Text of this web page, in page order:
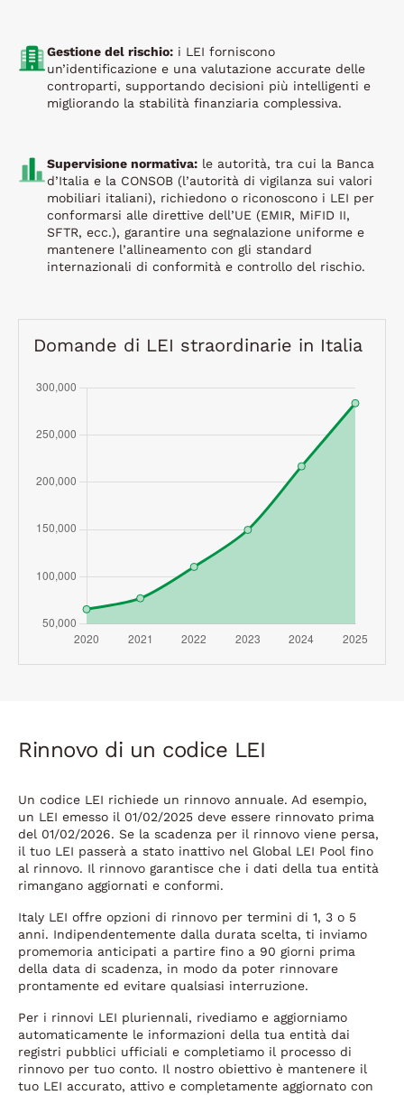
Gestione del rischio: i LEI forniscono
un’identificazione e una valutazione accurate delle
controparti, supportando decisioni più intelligenti e
migliorando la stabilità finanziaria complessiva.
Supervisione normativa: le autorità, tra cui la Banca
d’Italia e la CONSOB (l’autorità di vigilanza sui valori
mobiliari italiani), richiedono o riconoscono i LEI per
conformarsi alle direttive dell’UE (EMIR, MiFID II,
SFTR, ecc.), garantire una segnalazione uniforme e
mantenere l’allineamento con gli standard
internazionali di conformità e controllo del rischio.
Domande di LEI straordinarie in Italia
Rinnovo di un codice LEI
Un codice LEI richiede un rinnovo annuale. Ad esempio,
un LEI emesso il 01/02/2025 deve essere rinnovato prima
del 01/02/2026. Se la scadenza per il rinnovo viene persa,
il tuo LEI passerà a stato inattivo nel Global LEI Pool fino
al rinnovo. Il rinnovo garantisce che i dati della tua entità
rimangano aggiornati e conformi.
Italy LEI offre opzioni di rinnovo per termini di 1, 3 o 5
anni. Indipendentemente dalla durata scelta, ti inviamo
promemoria anticipati a partire fino a 90 giorni prima
della data di scadenza, in modo da poter rinnovare
prontamente ed evitare qualsiasi interruzione.
Per i rinnovi LEI pluriennali, rivediamo e aggiorniamo
automaticamente le informazioni della tua entità dai
registri pubblici ufficiali e completiamo il processo di
rinnovo per tuo conto. Il nostro obiettivo è mantenere il
tuo LEI accurato, attivo e completamente aggiornato con